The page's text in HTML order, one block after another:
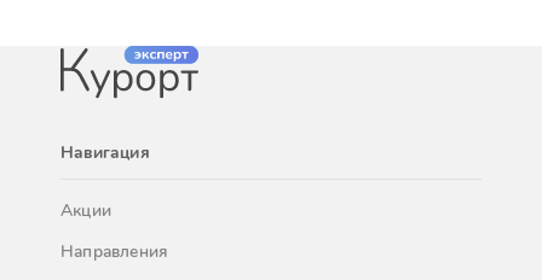
Навигация
Акции
Направления